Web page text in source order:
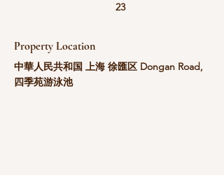
23
Property Location
中華人民共和国 上海 徐匯区 Dongan Road,
四季苑游泳池